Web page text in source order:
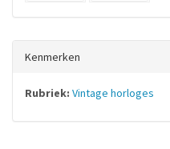
Kenmerken
Rubriek: Vintage horloges